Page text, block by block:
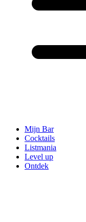
Mijn Bar
Cocktails
Listmania
Level up
Ontdek